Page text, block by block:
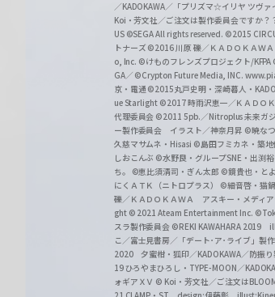
／KADOKAWA／「プリズマ☆イリヤ ツヴ
Koi・芳文社／ご注文は製作委員会ですか？
US ©SEGA All rights reserved. ©2015
トナーズ©2016 川原 礫／ＫＡＤＯＫＡＷ
o, Inc. ©けものフレンズプロジェクト/KFPA
GA／ ©Crypton Future Media, INC.
京・電通 ©2015丸戸史明・深崎暮人・
ue Starlight ©2017 時雨沢恵一／ＫＡＤＯ
代理委員会 ©2011 5pb.／Nitroplus 未来ガ
ー製作委員会 イラスト／神奈月昇 ©暁な
久慈マサムネ・Hisasi ©島田フミカネ・築地
しおこんぶ ©水野良・グループSNE・出渕
ち。
©恵比須清司・ぎん太郎 ©鏡貴也・と
にくＡＴＫ（ニトロプラス） ©細音啓・猫
礫／ＫＡＤＯＫＡＷＡ アスキー・メディ
ght © 2021 Ateam Entertainment Inc.
スラ製作委員会 ©REKI KAWAHARA 2019
こ／富士見書房／「デート･ア･ライブ」製
2020 夕蜜柑・狐印／KADOKAWA／防振り
19 ひろやまひろし・TYPE-MOON／
ォギアＸＶ © Koi・芳文社／ご注文は